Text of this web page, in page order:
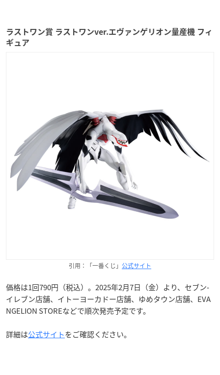
ラストワン賞 ラストワンver.エヴァンゲリオン量産機 フィ
ギュア
引用：「一番くじ」 公式サイト
価格は1回790円（税込）。2025年2月7日（金）より、セブン‐
イレブン店舗、イトーヨーカドー店舗、ゆめタウン店舗、EVA
NGELION STOREなどで順次発売予定です。
詳細は公式サイトをご確認ください。